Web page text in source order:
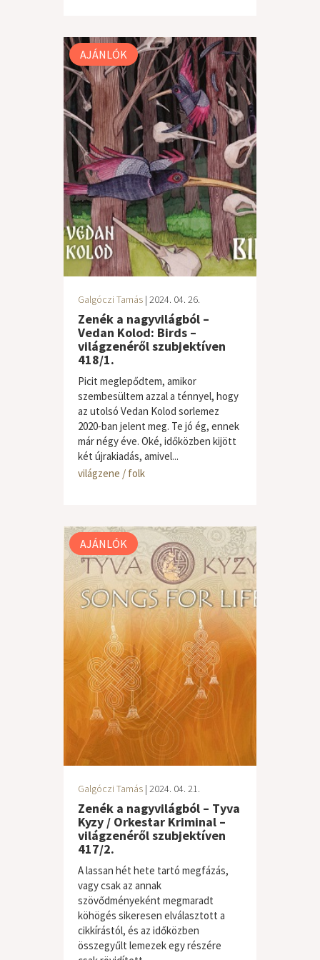
AJÁNLÓK
Galgóczi Tamás | 2024. 04. 26.
Zenék a nagyvilágból –
Vedan Kolod: Birds –
világzenéről szubjektíven
418/1.
Picit meglepődtem, amikor
szembesültem azzal a ténnyel, hogy
az utolsó Vedan Kolod sorlemez
2020-ban jelent meg. Te jó ég, ennek
már négy éve. Oké, időközben kijött
két újrakiadás, amivel...
világzene / folk
AJÁNLÓK
Galgóczi Tamás | 2024. 04. 21.
Zenék a nagyvilágból – Tyva
Kyzy / Orkestar Kriminal –
világzenéről szubjektíven
417/2.
A lassan hét hete tartó megfázás,
vagy csak az annak
szövődményeként megmaradt
köhögés sikeresen elválasztott a
cikkírástól, és az időközben
összegyűlt lemezek egy részére